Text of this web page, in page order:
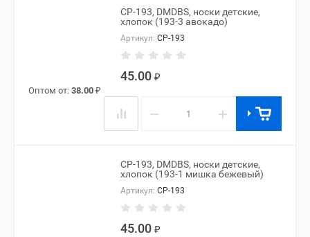
CP-193, DMDBS, носки детские,
хлопок (193-3 авокадо)
Артикул: CP-193
45.00 ₽
Оптом от: 38.00 ₽
− +
CP-193, DMDBS, носки детские,
хлопок (193-1 мишка бежевый)
Артикул: CP-193
45.00 ₽